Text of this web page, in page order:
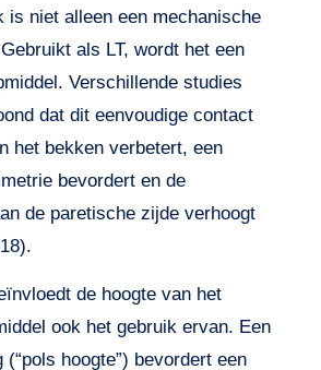
is niet alleen een mechanische
als LT, wordt het een
Verschillende studies
dat dit eenvoudige contact
het bekken verbetert, een
bevordert en de
de paretische zijde verhoogt
de hoogte van het
ook het gebruik ervan. Een
(“pols hoogte”) bevordert een